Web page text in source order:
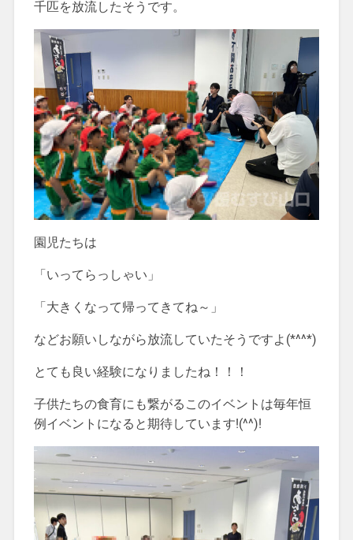
千匹を放流したそうです。
園児たちは
「いってらっしゃい」
「大きくなって帰ってきてね～」
などお願いしながら放流していたそうですよ(*^^*)
とても良い経験になりましたね！！！
子供たちの食育にも繋がるこのイベントは毎年恒
例イベントになると期待しています!(^^)!